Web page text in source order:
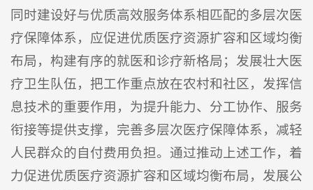
同时建设好与优质高效服务体系相匹配的多层次医
疗保障体系，应促进优质医疗资源扩容和区域均衡
布局，构建有序的就医和诊疗新格局；发展壮大医
疗卫生队伍，把工作重点放在农村和社区，发挥信
息技术的重要作用，为提升能力、分工协作、服务
衔接等提供支撑，完善多层次医疗保障体系，减轻
人民群众的自付费用负担。通过推动上述工作，着
力促进优质医疗资源扩容和区域均衡布局，发展公